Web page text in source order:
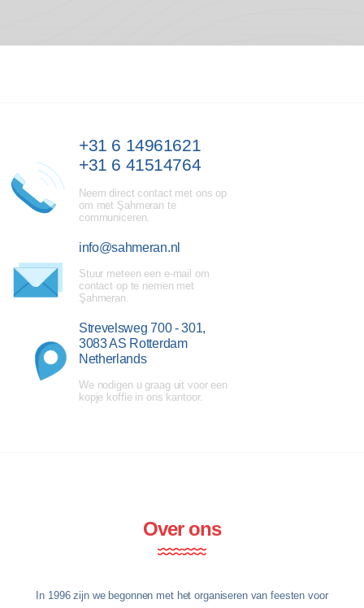
+31 6 14961621
+31 6 41514764
Neem direct contact met ons op
om met Şahmeran te
communiceren.
info@sahmeran.nl
Stuur meteen een e-mail om
contact op te nemen met
Şahmeran.
Strevelsweg 700 - 301,
3083 AS Rotterdam
Netherlands
We nodigen u graag uit voor een
kopje koffie in ons kantoor.
Over ons
In 1996 zijn we begonnen met het organiseren van feesten voor